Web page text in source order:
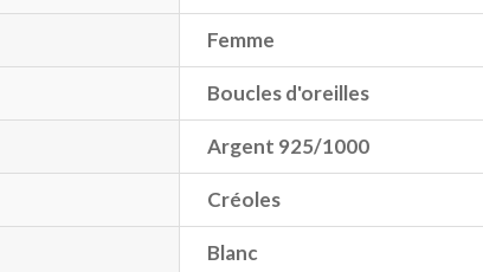
Femme
Boucles d'oreilles
Argent 925/1000
Créoles
Blanc